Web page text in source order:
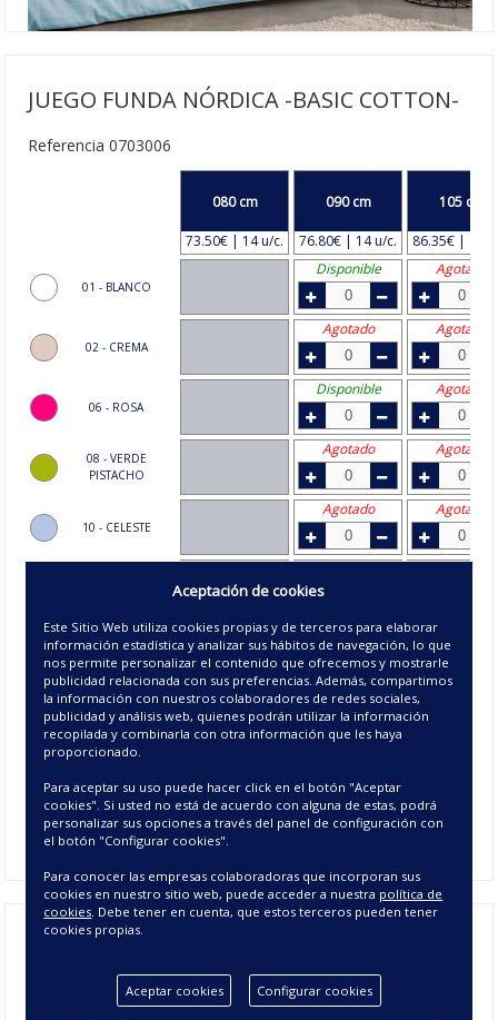
JUEGO FUNDA NÓRDICA -BASIC COTTON-
Referencia 0703006
01 - BLANCO
02 - CREMA
06 - ROSA
08 - VERDE
PISTACHO
10 - CELESTE
21 - MARRON
23 - MALVA
42 - UVA
080 cm
73.50€ | 14 u/c.
090 cm
76.80€ | 14 u/c.
105 cm
86.35€ | 14
Disponible
Agotado
Agotado Agotado
Disponible Agotado
Agotado Agotado
Agotado Agotado
Disponible
Agotado Agotado
Disponible
Juego de funda nórdica Basic Cotton
90 hasta 180 cm.Funda nórdica de algodóncon gran
variedad de colores para que puedas elegir la que mejor se
Aceptación de cookies
Este Sitio Web utiliza cookies propias y de terceros para elaborar
información estadística y analizar sus hábitos de navegación, lo que
nos permite personalizar el contenido que ofrecemos y mostrarle
publicidad relacionada con sus preferencias. Además, compartimos
la información con nuestros colaboradores de redes sociales,
publicidad y análisis web, quienes podrán utilizar la información
recopilada y combinarla con otra información que les haya
proporcionado.
Para aceptar su uso puede hacer click en el botón "Aceptar
cookies". Si usted no está de acuerdo con alguna de estas, podrá
personalizar sus opciones a través del panel de configuración con
el botón "Configurar cookies".
Para conocer las empresas colaboradoras que incorporan sus
cookies en nuestro sitio web, puede acceder a nuestra política de
cookies . Debe tener en cuenta, que estos terceros pueden tener
cookies propias.
Aceptar cookies Configurar cookies